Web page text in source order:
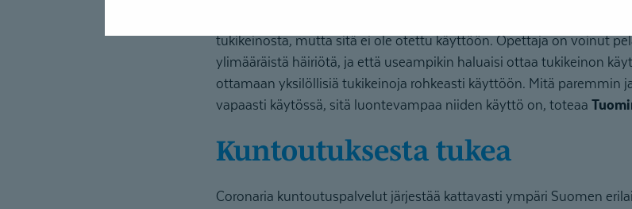
tukikeinosta, mutta sitä ei ole otettu käyttöön. Opettaja on voinut
ylimääräistä häiriötä, ja että useampikin haluaisi ottaa tukikeinon
ottamaan yksilöllisiä tukikeinoja rohkeasti käyttöön. Mitä paremmin
vapaasti käytössä, sitä luontevampaa niiden käyttö on, toteaa
Kuntoutuksesta tukea
Coronaria kuntoutuspalvelut järjestää kattavasti ympäri Suomen